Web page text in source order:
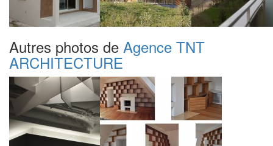
Autres photos de Agence TNT
ARCHITECTURE